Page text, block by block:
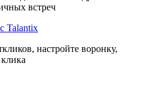
встреч
Talantix
настройте воронку,